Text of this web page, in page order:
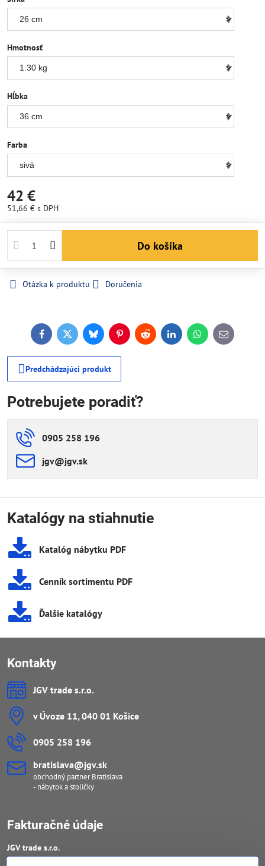
Hmotnosť
Hĺbka
Farba
42 €
51,66 € s DPH
Do košíka
Otázka k produktu Doručenia
FacebookTwitterBlueskyPinterestReddit LinkedInWhatsApp
E-
mail
Predchádzajúci produkt
Potrebujete poradiť?
0905 258 196
jgv​@jgv​.sk
Katalógy na stiahnutie
Katalóg nábytku PDF
Cenník sortimentu PDF
Ďalšie katalógy
Kontakty
JGV trade s​.r​.o​.
v Úvoze 11, 040 01 Košice
0905 258 196
bratislava​@jgv​.sk
obchodný partner Bratislava
- nábytok a stoličky
Fakturačné údaje
JGV trade s​.r​.o​.